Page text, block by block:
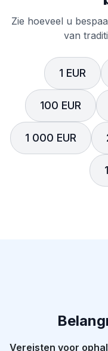
Zie hoeveel u
van
1 EUR
100 EUR
1 000 EUR
Vereisten voor